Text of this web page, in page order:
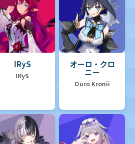
IRyS
IRyS
オーロ・クロ
ニー
Ouro Kronii